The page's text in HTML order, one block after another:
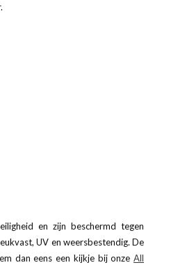
en zijn beschermd tegen
UV en weersbestendig. De
dan eens een kijkje bij onze All